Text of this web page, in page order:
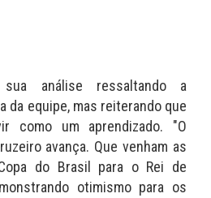
sua análise ressaltando a
da equipe, mas reiterando que
como um aprendizado. "O
avança. Que venham as
do Brasil para o Rei de
otimismo para os